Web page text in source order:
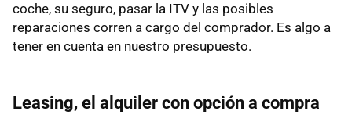
coche, su seguro, pasar la ITV y las posibles
reparaciones corren a cargo del comprador. Es algo a
tener en cuenta en nuestro presupuesto.
Leasing, el alquiler con opción a compra